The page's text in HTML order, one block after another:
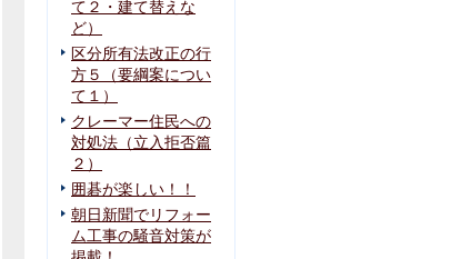
て２・建て替えな
ど）
区分所有法改正の行
方５（要綱案につい
て１）
クレーマー住民への
対処法（立入拒否篇
２）
囲碁が楽しい！！
朝日新聞でリフォー
ム工事の騒音対策が